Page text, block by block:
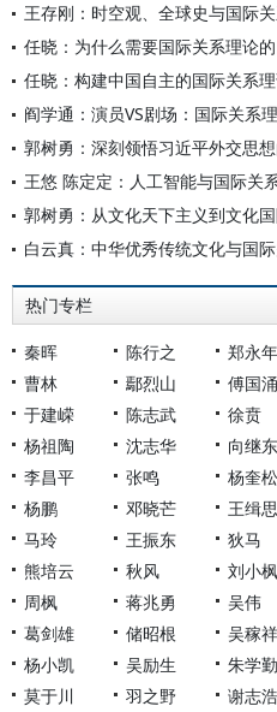
王存刚：时空观、全球史与国际
任晓：为什么需要国际关系理论
任晓：构建中国自主的国际关系
阎学通：演员VS剧场：国际关系
郭树勇：深刻领悟习近平外交思
王悠 陈定定：人工智能与国际关
白云真：中华优秀传统文化与国
热门专栏
秦晖 陈行之 郑永年
曹林
鄢烈山 傅国涌
于建嵘
陈志武 徐贲
杨祖陶
沈志华 向继东
李昌平
张鸣 杨奎松
杨鹏
邓晓芒 王缉思
马玲
王振东 狄马
熊培云
秋风 刘小枫
周枫
蒋兆勇 吴伟
葛剑雄
储昭根 吴稼祥
杨小凯
吴励生 朱学勤
莫于川
羽之野 谢志浩